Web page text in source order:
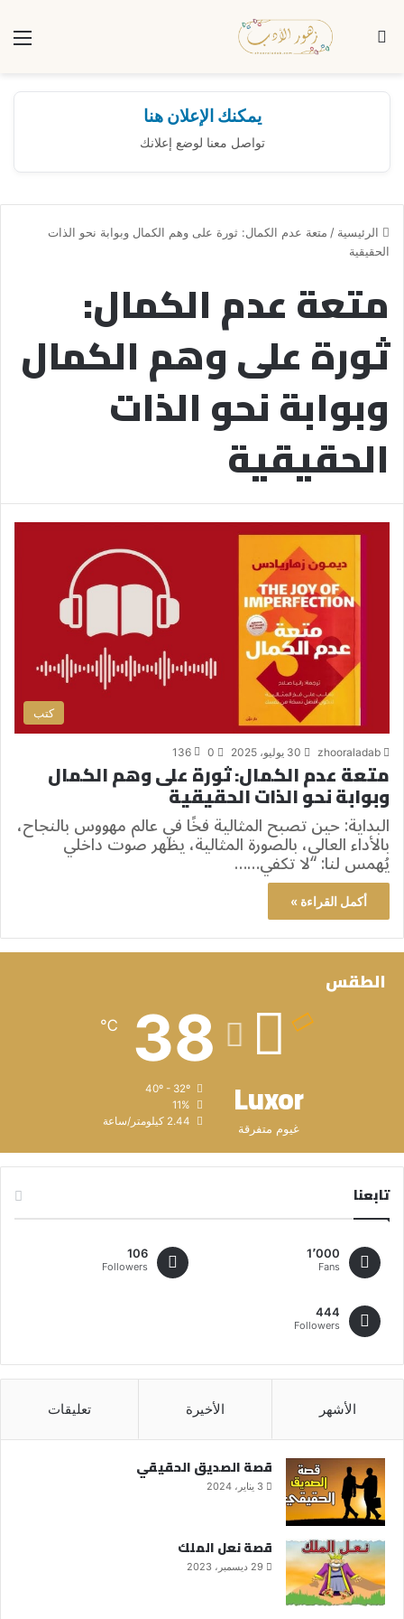
بحث عن
يمكنك الإعلان هنا
تواصل معنا لوضع إعلانك
الرئيسية / متعة عدم الكمال: ثورة على وهم الكمال وبوابة نحو الذات
الحقيقية
متعة عدم الكمال:
ثورة على وهم الكمال
وبوابة نحو الذات
الحقيقية
كتب
zhooraladab 30 يوليو، 2025 0
136
متعة عدم الكمال: ثورة على وهم الكمال
وبوابة نحو الذات الحقيقية
البداية: حين تصبح المثالية فخًا في عالم مهووس بالنجاح،
بالأداء العالي، بالصورة المثالية، يظهر صوت داخلي
يُهمس لنا: “لا تكفي……
أكمل القراءة »
الطقس
Luxor
غيوم متفرقة
38
℃
11%
2.44 كيلومتر/ساعة
تابعنا
1٬000
Fans
106
Followers
444
Followers
الأشهر الأخيرة تعليقات
قصة الصديق الحقيقي
3 يناير، 2024
قصة نعل الملك
29 ديسمبر، 2023